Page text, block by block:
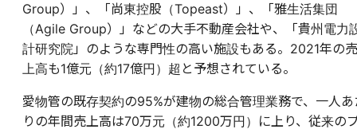
Group）」、「尚東控股（Topeast）」、「雅生活集団
（Agile Group）」などの大手不動産会社や、「貴州電力
計研究院」のような専門性の高い施設もある。2021年の売
上高も1億元（約17億円）超と予想されている。
愛物管の既存契約の95%が建物の総合管理業務で、一人あ
りの年間売上高は70万元（約1200万円）に上り、従来の